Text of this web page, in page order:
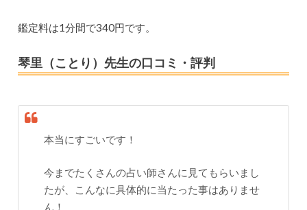
鑑定料は1分間で340円です。
琴里（ことり）先生の口コミ・評判
本当にすごいです！
今までたくさんの占い師さんに見てもらいまし
たが、こんなに具体的に当たった事はありませ
ん！